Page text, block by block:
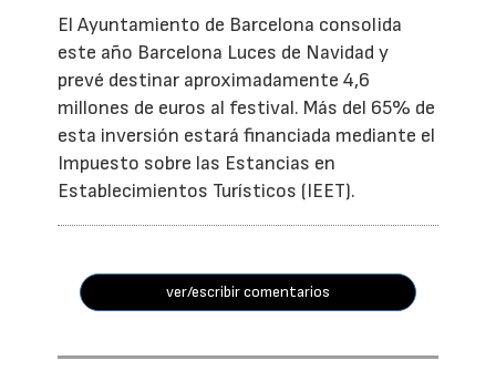
El Ayuntamiento de Barcelona consolida
este año Barcelona Luces de Navidad y
prevé destinar aproximadamente 4,6
millones de euros al festival. Más del 65% de
esta inversión estará financiada mediante el
Impuesto sobre las Estancias en
Establecimientos Turísticos (IEET).
ver/escribir comentarios